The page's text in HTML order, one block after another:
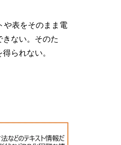
や表をそのまま電
ない。そのた
られない。